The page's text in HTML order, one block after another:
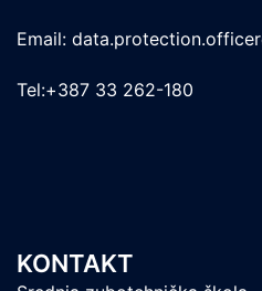
Email:
Tel:+387 33 262-180
KONTAKT